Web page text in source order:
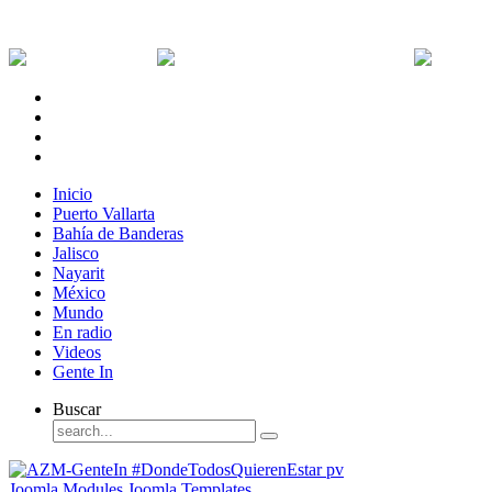
Inicio
Puerto Vallarta
Bahía de Banderas
Jalisco
Nayarit
México
Mundo
En radio
Videos
Gente In
Buscar